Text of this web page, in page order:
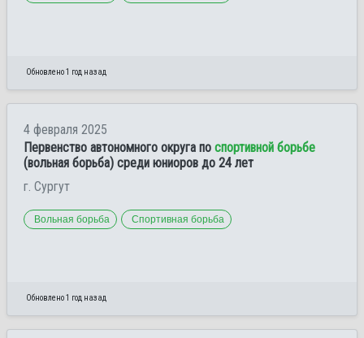
Обновлено 1 год назад
4 февраля 2025
Первенство автономного округа по спортивной борьбе
(вольная борьба) среди юниоров до 24 лет
г. Сургут
Вольная борьба Спортивная борьба
Обновлено 1 год назад